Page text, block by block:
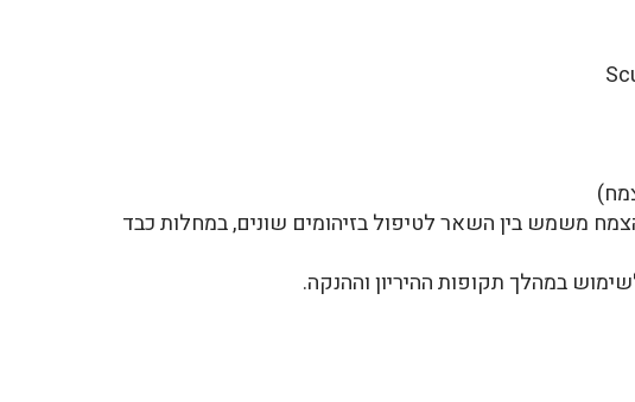
משמש בין השאר לטיפול בזיהומים שונים, במחלות כבד
במהלך תקופות ההיריון וההנקה.